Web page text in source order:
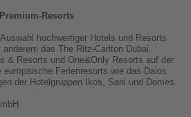
Resorts
hochwertiger Hotels und Resorts
das The Ritz-Carlton Dubai,
& Resorts und One&Only Resorts auf der
Ferienresorts wie das Daios
der Hotelgruppen Ikos, Sani und Domes.